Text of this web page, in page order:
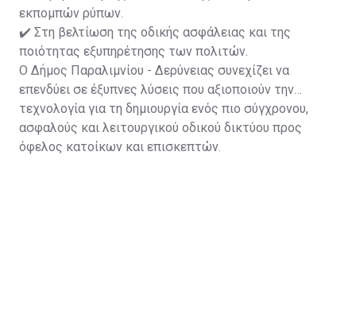
εκπομπών ρύπων.
✔️ Στη βελτίωση της οδικής ασφάλειας και της
ποιότητας εξυπηρέτησης των πολιτών.
Ο Δήμος Παραλιμνίου - Δερύνειας συνεχίζει να
επενδύει σε έξυπνες λύσεις που αξιοποιούν την
τεχνολογία για τη δημιουργία ενός πιο σύγχρονου,
ασφαλούς και λειτουργικού οδικού δικτύου προς
όφελος κατοίκων και επισκεπτών.